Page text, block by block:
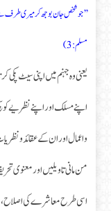
مسلم:3)
یعنی وہ جہنم میں اپنی سیٹ
اپنے مسلک اور اپنے نظریے
و اعمال اور ان کے عقائد و
من مانی تاویلیں اور معنوی
اسی طرح معاشرے کی اصلاح ،